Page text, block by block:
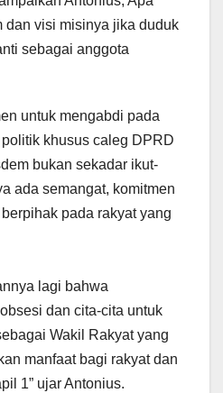
dan visi misinya jika duduk
sebagai anggota
untuk mengabdi pada
khusus caleg DPRD
bukan sekadar ikut-
ada semangat, komitmen
pada rakyat yang
lagi bahwa
dan cita-cita untuk
Wakil Rakyat yang
manfaat bagi rakyat dan
1” ujar Antonius.